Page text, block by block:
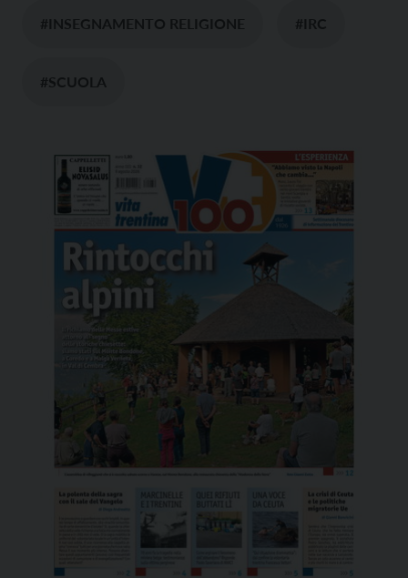
#INSEGNAMENTO RELIGIONE #IRC
#SCUOLA